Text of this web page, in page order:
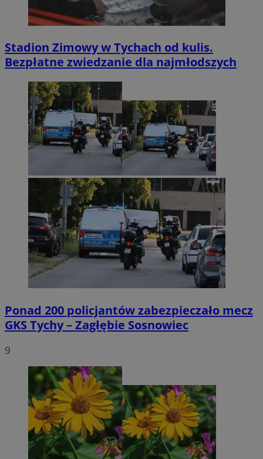
Stadion Zimowy w Tychach od kulis.
Bezpłatne zwiedzanie dla najmłodszych
Ponad 200 policjantów zabezpieczało mecz
GKS Tychy – Zagłębie Sosnowiec
9